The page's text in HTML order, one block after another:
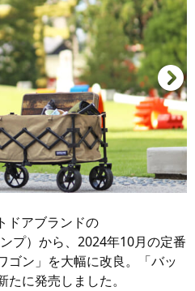
ドアブランドの
プ）から、2024年10月の定番
ゴン」を大幅に改良。「バッ
に発売しました。